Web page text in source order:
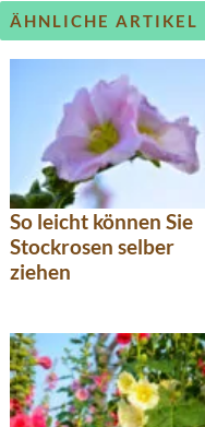
ÄHNLICHE ARTIKEL
So leicht können Sie
Stockrosen selber
ziehen